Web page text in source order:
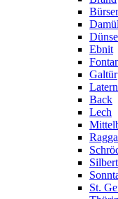
Ebnit
Galtür
Back
Lech
St.